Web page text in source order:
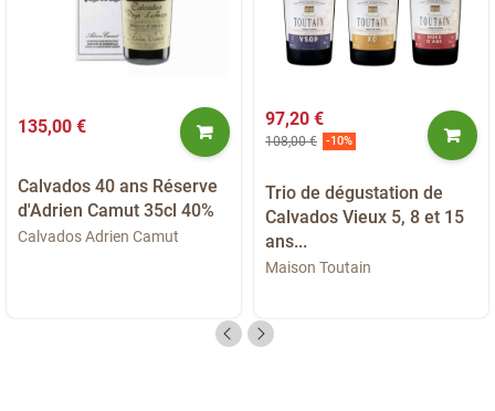
135,00 €
Calvados 40 ans Réserve
d'Adrien Camut 35cl 40%
Calvados Adrien Camut
97,20 €
108,00 € -10%
Trio de dégustation de
Calvados Vieux 5, 8 et 15
ans...
Maison Toutain